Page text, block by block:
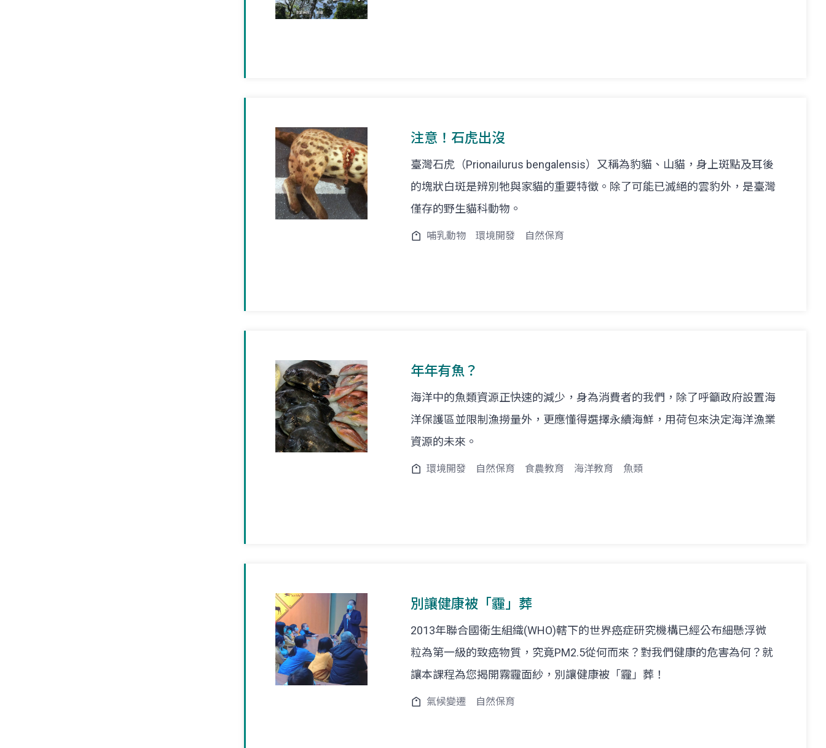
注意！石虎出沒
臺灣石虎（Prionailurus bengalensis）又稱為豹貓、山貓，身上斑點及耳後
的塊狀白斑是辨別牠與家貓的重要特徵。除了可能已滅絕的雲豹外，是臺灣
僅存的野生貓科動物。
哺乳動物 環境開發 自然保育
年年有魚？
海洋中的魚類資源正快速的減少，身為消費者的我們，除了呼籲政府設置海
洋保護區並限制漁撈量外，更應懂得選擇永續海鮮，用荷包來決定海洋漁業
資源的未來。
環境開發 自然保育 食農教育 海洋教育 魚類
別讓健康被「霾」葬
2013年聯合國衛生組織(WHO)轄下的世界癌症研究機構已經公布細懸浮微
粒為第一級的致癌物質，究竟PM2.5從何而來？對我們健康的危害為何？就
讓本課程為您揭開霧霾面紗，別讓健康被「霾」葬！
氣候變遷 自然保育